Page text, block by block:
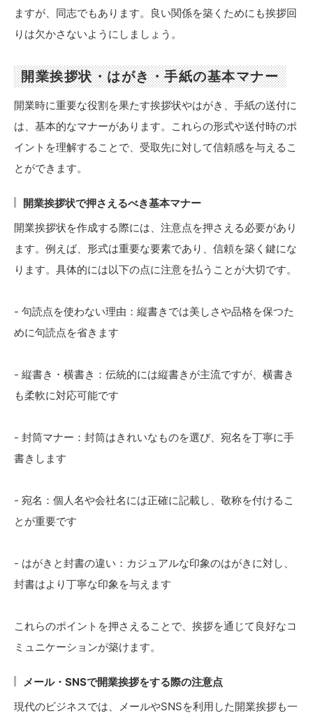
ますが、同志でもあります。良い関係を築くためにも挨拶回
りは欠かさないようにしましょう。
開業挨拶状・はがき・手紙の基本マナー
開業時に重要な役割を果たす挨拶状やはがき、手紙の送付に
は、基本的なマナーがあります。これらの形式や送付時のポ
イントを理解することで、受取先に対して信頼感を与えるこ
とができます。
開業挨拶状で押さえるべき基本マナー
開業挨拶状を作成する際には、注意点を押さえる必要があり
ます。例えば、形式は重要な要素であり、信頼を築く鍵にな
ります。具体的には以下の点に注意を払うことが大切です。
- 句読点を使わない理由：縦書きでは美しさや品格を保つた
めに句読点を省きます
- 縦書き・横書き：伝統的には縦書きが主流ですが、横書き
も柔軟に対応可能です
- 封筒マナー：封筒はきれいなものを選び、宛名を丁寧に手
書きします
- 宛名：個人名や会社名には正確に記載し、敬称を付けるこ
とが重要です
- はがきと封書の違い：カジュアルな印象のはがきに対し、
封書はより丁寧な印象を与えます
これらのポイントを押さえることで、挨拶を通じて良好なコ
ミュニケーションが築けます。
メール・SNSで開業挨拶をする際の注意点
現代のビジネスでは、メールやSNSを利用した開業挨拶も一